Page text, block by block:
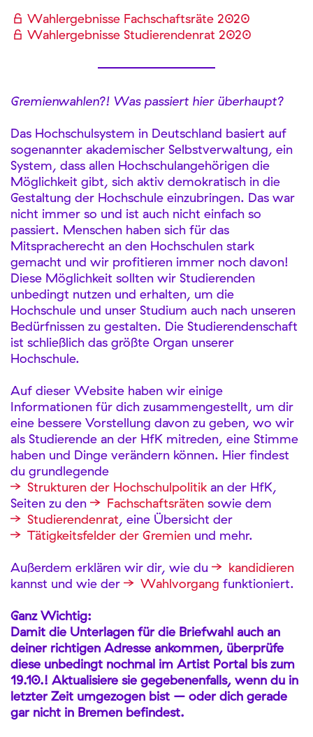
Wahlergebnisse Fachschaftsräte 2020
Wahlergebnisse Studierendenrat 2020
Gremienwahlen?! Was passiert hier überhaupt?
Das Hochschulsystem in Deutschland basiert auf
sogenannter akademischer Selbstverwaltung, ein
System, dass allen Hochschulangehörigen die
Möglichkeit gibt, sich aktiv demokratisch in die
Gestaltung der Hochschule einzubringen. Das war
nicht immer so und ist auch nicht einfach so
passiert. Menschen haben sich für das
Mitspracherecht an den Hochschulen stark
gemacht und wir profitieren immer noch davon!
Diese Möglichkeit sollten wir Studierenden
unbedingt nutzen und erhalten, um die
Hochschule und unser Studium auch nach unseren
Bedürfnissen zu gestalten. Die Studierendenschaft
ist schließlich das größte Organ unserer
Hochschule.
Auf dieser Website haben wir einige
Informationen für dich zusammengestellt, um dir
eine bessere Vorstellung davon zu geben, wo wir
als Studierende an der HfK mitreden, eine Stimme
haben und Dinge verändern können. Hier findest
du grundlegende
Strukturen der Hochschulpolitik an der HfK,
Seiten zu den
Fachschaftsräten sowie dem
Studierendenrat, eine Übersicht der
Tätigkeitsfelder der Gremien und mehr.
Außerdem erklären wir dir, wie du
kandidieren
kannst und wie der
Wahlvorgang funktioniert.
Ganz Wichtig:
Damit die Unterlagen für die Briefwahl auch an
deiner richtigen Adresse ankommen, überprüfe
diese unbedingt nochmal im Artist Portal bis zum
19.10.! Aktualisiere sie gegebenenfalls, wenn du in
letzter Zeit umgezogen bist – oder dich gerade
gar nicht in Bremen befindest.